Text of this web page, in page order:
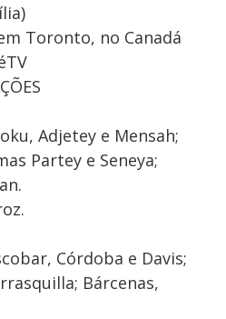
Toronto, no Canadá
Adjetey e Mensah;
Partey e Seneya;
Córdoba e Davis;
Bárcenas,